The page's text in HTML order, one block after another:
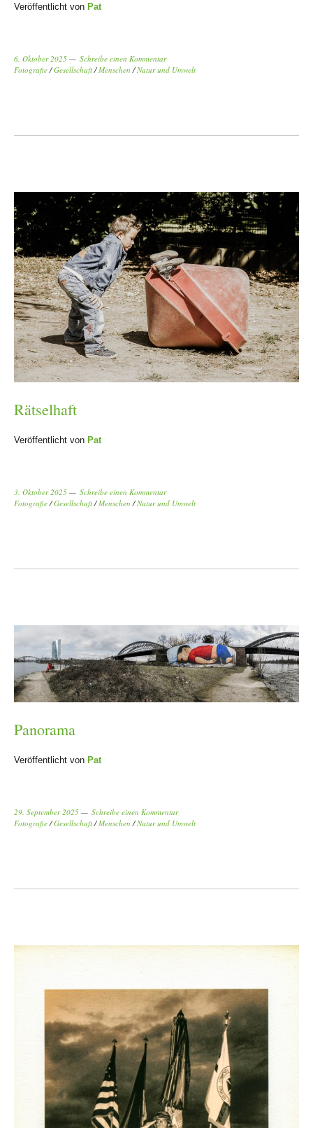
Veröffentlicht von Pat
6. Oktober 2025
Schreibe einen Kommentar
Fotografie /Gesellschaft /Menschen /Natur und Umwelt
Rätselhaft
Veröffentlicht von Pat
3. Oktober 2025
Schreibe einen Kommentar
Fotografie /Gesellschaft /Menschen /Natur und Umwelt
Panorama
Veröffentlicht von Pat
29. September 2025
Schreibe einen Kommentar
Fotografie /Gesellschaft /Menschen /Natur und Umwelt